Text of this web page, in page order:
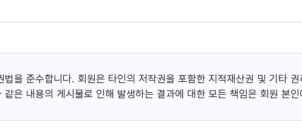
법을 준수합니다. 회원은 타인의 저작권을 포함한 지적재산권 및 기타
은 내용의 게시물로 인해 발생하는 결과에 대한 모든 책임은 회원 본인